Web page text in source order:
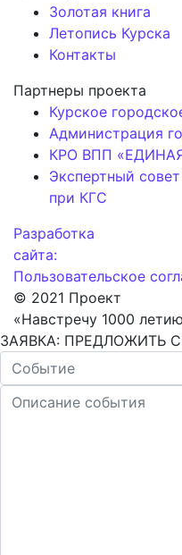
Золотая книга
Летопись Курска
Контакты
Партнеры проекта
Курское
Администрация
КРО ВПП
Экспертный
при КГС
Разработка
сайта:
Пользовательское
© 2021 Проект
«Навстречу 1000
ЗАЯВКА: ПРЕДЛОЖИТЬ